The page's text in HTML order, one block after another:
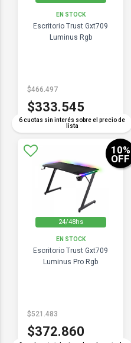
EN STOCK
Escritorio Trust Gxt709
Luminus Rgb
6 cuotas sin interés sobre el precio de
lista
$466.497
$333.545
24/48hs
EN STOCK
Escritorio Trust Gxt709
Luminus Pro Rgb
10%
OFF
$521.483
$372.860